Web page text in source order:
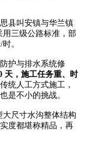
县叫安镇与华兰镇
用三级公路标准，部
。
护与排水系统修
天，施工任务重、时
统人工方式施工，
是不小的挑战。
尺寸水沟整体结构
度都堪称精品，再